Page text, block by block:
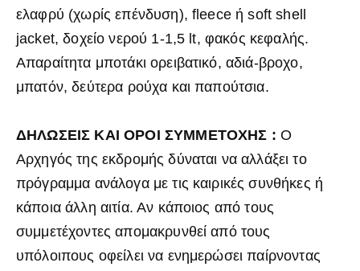
ελαφρύ (χωρίς επένδυση), fleece ή soft shell
jacket, δοχείο νερού 1-1,5 lt, φακός κεφαλής.
Απαραίτητα μποτάκι ορειβατικό, αδιά-βροχο,
μπατόν, δεύτερα ρούχα και παπούτσια.
ΔΗΛΩΣΕΙΣ ΚΑΙ ΟΡΟΙ ΣΥΜΜΕΤΟΧΗΣ : Ο
Αρχηγός της εκδρομής δύναται να αλλάξει το
πρόγραμμα ανάλογα με τις καιρικές συνθήκες ή
κάποια άλλη αιτία. Αν κάποιος από τους
συμμετέχοντες απομακρυνθεί από τους
υπόλοιπους οφείλει να ενημερώσει παίρνοντας